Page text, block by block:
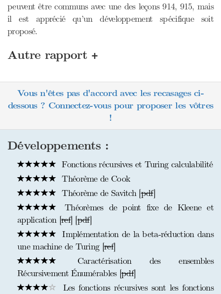
peuvent être communs avec une des leçons 914, 915, mais
il est apprécié qu’un développement spécifique soit
proposé.
Autre rapport +
Vous n'êtes pas d'accord avec les recasages ci-
dessous ? Connectez-vous pour proposer les vôtres
!
Développements :
Fonctions récursives et Turing calculabilité
Théorème de Cook
Théorème de Savitch [pdf]
Théorèmes de point fixe de Kleene et
application [ref] [pdf]
Implémentation de la beta-réduction dans
une machine de Turing [ref]
Caractérisation des ensembles
Récursivement Énumérables [pdf]
Les fonctions récursives sont les fonctions